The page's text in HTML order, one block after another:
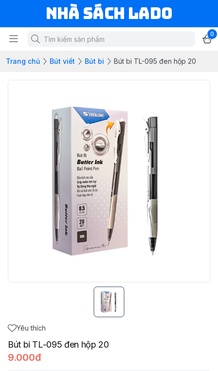
NHÀ SÁCH LADO
0
Trang chủ Bút viết Bút bi Bút bi TL-095 đen hộp 20
Yêu thích
Bút bi TL-095 đen hộp 20
9.000đ